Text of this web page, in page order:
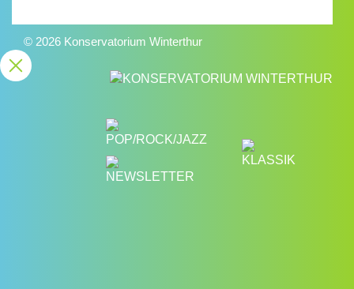
© 2026 Konservatorium Winterthur